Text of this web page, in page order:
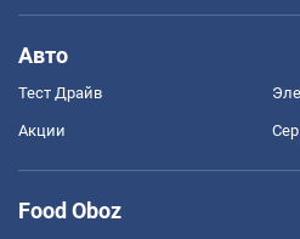
Авто
Тест Драйв
Акции
Food Oboz